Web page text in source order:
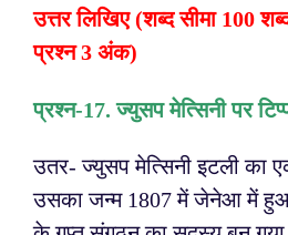
उत्तर लिखिए (शब्द सीमा
प्रश्न 3 अंक)
प्रश्न-17. ज्युसप मेत्सिनी पर
उतर- ज्युसप मेत्सिनी इटली का
उसका जन्म 1807 में जेनेआ में हुआ